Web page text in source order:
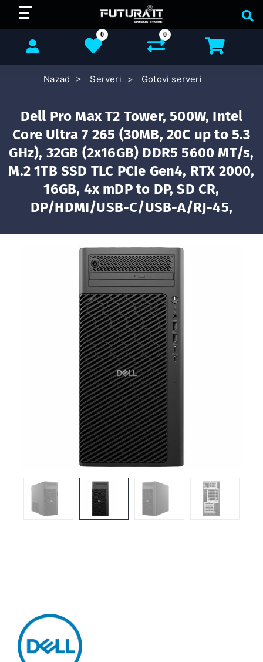
0
0
Nazad Serveri Gotovi serveri
Dell Pro Max T2 Tower, 500W, Intel
Core Ultra 7 265 (30MB, 20C up to 5.3
GHz), 32GB (2x16GB) DDR5 5600 MT/s,
M.2 1TB SSD TLC PCIe Gen4, RTX 2000,
16GB, 4x mDP to DP, SD CR,
DP/HDMI/USB-C/USB-A/RJ-45,